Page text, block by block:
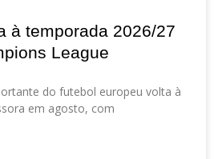
à temporada 2026/27
League
do futebol europeu volta à
em agosto, com